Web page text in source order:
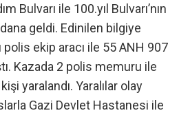
Bulvarı ile 100.yıl Bulvarı’nın
geldi. Edinilen bilgiye
polis ekip aracı ile 55 ANH 907
Kazada 2 polis memuru ile
yaralandı. Yaralılar olay
Gazi Devlet Hastanesi ile